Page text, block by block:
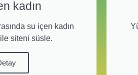
kadın
su içen kadın
siteni süsle.